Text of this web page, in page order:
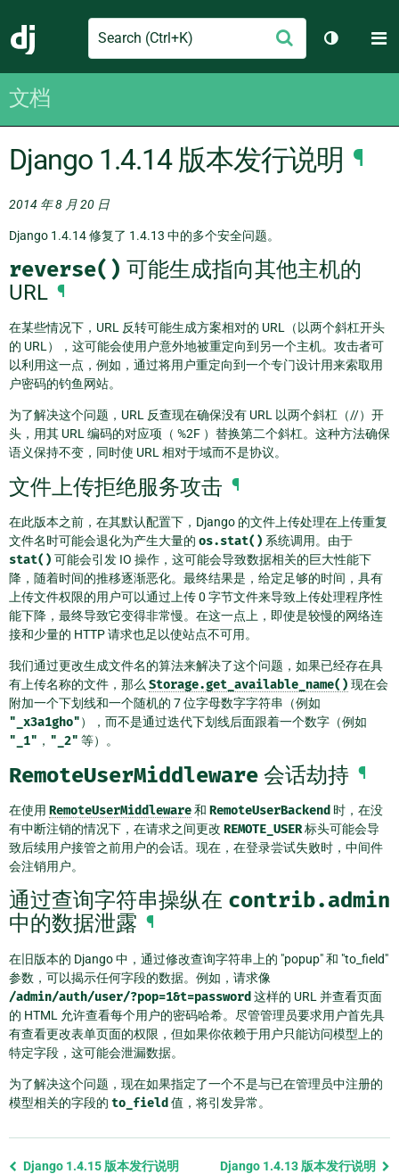
Django
Search
交
切换主题
文档
Django 1.4.14 版本发行说明 ¶
2014 年 8 月 20 日
Django 1.4.14 修复了 1.4.13 中的多个安全问题。
reverse() 可能生成指向其他主机的
URL ¶
在某些情况下，URL 反转可能生成方案相对的 URL（以两个斜杠开头
的 URL），这可能会使用户意外地被重定向到另一个主机。攻击者可
以利用这一点，例如，通过将用户重定向到一个专门设计用来索取用
户密码的钓鱼网站。
为了解决这个问题，URL 反查现在确保没有 URL 以两个斜杠（//）开
头，用其 URL 编码的对应项（ %2F ）替换第二个斜杠。这种方法确保
语义保持不变，同时使 URL 相对于域而不是协议。
文件上传拒绝服务攻击 ¶
在此版本之前，在其默认配置下，Django 的文件上传处理在上传重复
文件名时可能会退化为产生大量的 os.stat() 系统调用。由于
stat() 可能会引发 IO 操作，这可能会导致数据相关的巨大性能下
降，随着时间的推移逐渐恶化。最终结果是，给定足够的时间，具有
上传文件权限的用户可以通过上传 0 字节文件来导致上传处理程序性
能下降，最终导致它变得非常慢。在这一点上，即使是较慢的网络连
接和少量的 HTTP 请求也足以使站点不可用。
我们通过更改生成文件名的算法来解决了这个问题，如果已经存在具
有上传名称的文件，那么 Storage.get_available_name() 现在会
附加一个下划线和一个随机的 7 位字母数字字符串（例如
"_x3a1gho"），而不是通过迭代下划线后面跟着一个数字（例如
"_1" ， "_2" 等）。
RemoteUserMiddleware 会话劫持 ¶
在使用 RemoteUserMiddleware和 RemoteUserBackend 时，在没
有中断注销的情况下，在请求之间更改 REMOTE_USER标头可能会导
致后续用户接管之前用户的会话。现在，在登录尝试失败时，中间件
会注销用户。
通过查询字符串操纵在 contrib.admin
中的数据泄露 ¶
在旧版本的 Django 中，通过修改查询字符串上的 "popup" 和 "to_field"
参数，可以揭示任何字段的数据。例如，请求像
/admin/auth/user/?pop=1&t=password 这样的 URL 并查看页面
的 HTML 允许查看每个用户的密码哈希。尽管管理员要求用户首先具
有查看更改表单页面的权限，但如果你依赖于用户只能访问模型上的
特定字段，这可能会泄漏数据。
为了解决这个问题，现在如果指定了一个不是与已在管理员中注册的
模型相关的字段的 to_field 值，将引发异常。
Previous
Django 1.4.15 版本发行说明 Django 1.4.13 版本发行说明